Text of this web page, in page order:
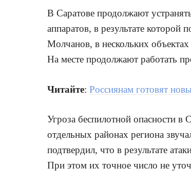
В Саратове продолжают
аппаратов, в результате
Молчанов, в нескольких
На месте продолжают работать
Читайте: Россиянам готовят
Угроза беспилотной опасности в
отдельных районах региона
подтвердил, что в результате
При этом их точное число не